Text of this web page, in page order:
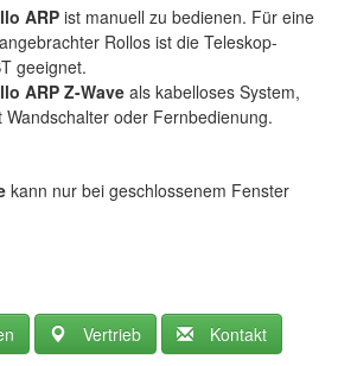
ARP ist manuell zu bedienen. Für eine
Rollos ist die Teleskop-
geeignet.
ARP Z-Wave als kabelloses System,
oder Fernbedienung.
kann nur bei geschlossenem Fenster
Vertrieb Kontakt